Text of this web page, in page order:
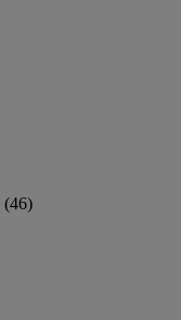
(46)